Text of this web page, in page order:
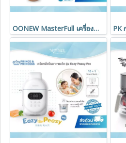
OONEW MasterFull เครื่องทำอาหารทารก 5-in-1